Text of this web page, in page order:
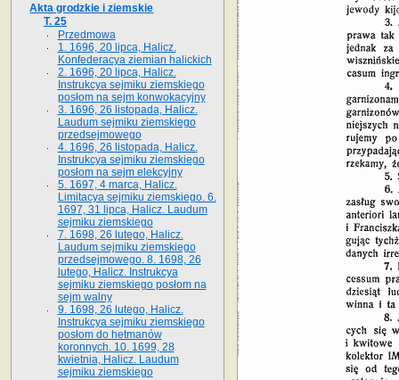
Akta grodzkie i ziemskie
T. 25
Przedmowa
1. 1696, 20 lipca, Halicz.
Konfederacya ziemian halickich
2. 1696, 20 lipca, Halicz.
Instrukcya sejmiku ziemskiego
posłom na sejm konwokacyjny
3. 1696, 26 listopada, Halicz.
Laudum sejmiku ziemskiego
przedsejmowego
4. 1696, 26 listopada, Halicz.
Instrukcya sejmiku ziemskiego
posłom na sejm elekcyjny
5. 1697, 4 marca, Halicz.
Limitacya sejmiku ziemskiego. 6.
1697, 31 lipca, Halicz. Laudum
sejmiku ziemskiego
7. 1698, 26 lutego, Halicz.
Laudum sejmiku ziemskiego
przedsejmowego. 8. 1698, 26
lutego, Halicz. Instrukcya
sejmiku ziemskiego posłom na
sejm walny
9. 1698, 26 lutego, Halicz.
Instrukcya sejmiku ziemskiego
posłom do hetmanów
koronnych. 10. 1699, 28
kwietnia, Halicz. Laudum
sejmiku ziemskiego